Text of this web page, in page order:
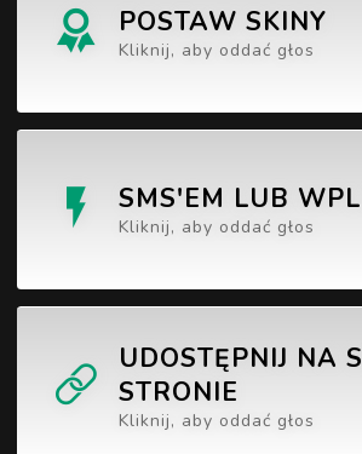
POSTAW SKINY
Kliknij, aby oddać głos
SMS'EM LUB
Kliknij, aby oddać głos
UDOSTĘPNIJ NA
STRONIE
Kliknij, aby oddać głos